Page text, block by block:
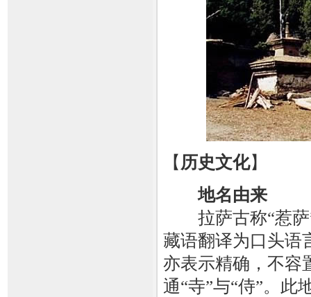
【 历史文化】
地名由来
拉萨古称“惹萨”
藏语翻译为口头语
亦表示精确，不容
通“寺”与“侍”。此